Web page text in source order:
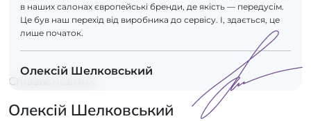
в наших салонах європейські бренди, де якість — передусім.
Це був наш перехід від виробника до сервісу. І, здається, це
лише початок.
Олексій Шелковський
Співзасновник
Олексій Шелковський